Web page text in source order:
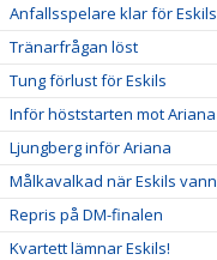
Anfallsspelare klar för Eskils
Tränarfrågan löst
Tung förlust för Eskils
Inför höststarten mot Ariana
Ljungberg inför Ariana
Målkavalkad när Eskils vann
Repris på DM-finalen
Kvartett lämnar Eskils!